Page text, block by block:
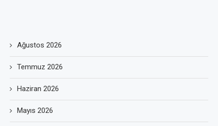
Ağustos 2026
Temmuz 2026
Haziran 2026
Mayıs 2026